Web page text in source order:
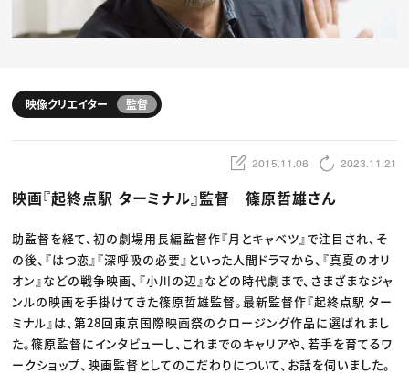
CREATIVE JOB求人検索
特集求人
採用説明会
スキルアップしたい！
デザイン
編集・ライティング
マーケティング
業界解説・キャリア事情
お役立ち基礎知識
TOP Creator’s コラム
Webクリエイター
アプリクリエイター
映像クリエイター
マーケッター
クリエイターインタビュー
C＆R Magazine
セミナー
ニュース・トレンド
ニュース・トレンド トップ
Web
映像
ゲーム・エンタメ
広告
出版
CREATIVE VILLAGEからのお知らせ
映像クリエイター 監督
2015.11.06 2023.11.21
映画『起終点駅 ターミナル』監督 篠原哲雄さん
助監督を経て、初の劇場用長編監督作『月とキャベツ』で注目され、そ
の後、『はつ恋』『深呼吸の必要』といった人間ドラマから、『真夏のオリ
オン』などの戦争映画、『小川の辺』などの時代劇まで、さまざまなジャ
ンルの映画を手掛けてきた篠原哲雄監督。最新監督作『起終点駅 ター
ミナル』は、第28回東京国際映画祭のクロージング作品に選ばれまし
た。篠原監督にインタビューし、これまでのキャリアや、若手を育てるワ
ークショップ、映画監督としてのこだわりについて、お話を伺いました。